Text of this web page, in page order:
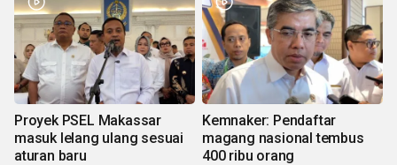
Proyek PSEL Makassar
masuk lelang ulang sesuai
aturan baru
Kemnaker: Pendaftar
magang nasional tembus
400 ribu orang